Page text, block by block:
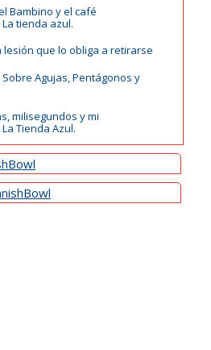
Bambino y el café
tienda azul.
lesión que lo obliga a retirarse
Agujas, Pentágonos y
milisegundos y mi
La Tienda Azul.